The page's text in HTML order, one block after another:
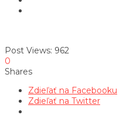
Post Views: 962
0
Shares
Zdieľať na Facebooku
Zdieľať na Twitter